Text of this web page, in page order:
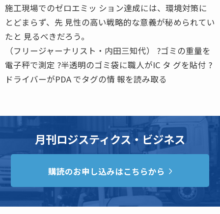
施工現場でのゼロエミッ ション達成には、環境対策に
とどまらず、先 見性の高い戦略的な意義が秘められてい
たと 見るべきだろう。
（フリージャーナリスト・内田三知代） ?ゴミの重量を
電子秤で測定 ?半透明のゴミ袋に職人がIC タ グを貼付 ?
ドライバーがPDA でタグの情 報を読み取る
月刊ロジスティクス・ビジネス
購読のお申し込みはこちらから